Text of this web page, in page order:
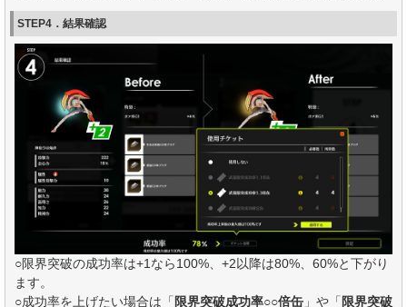
STEP4．結果確認
○限界突破の成功率は+1なら100%、+2以降は80%、60%と下がり
ます。
○成功率を上げたい場合は「 限界突破成功率○○倍缶 」や「 限界突破